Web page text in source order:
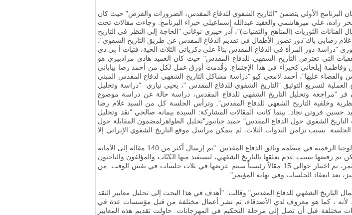
برامج في وقت واحد. كان البرنامج الأولي يتضمن "التاريخ الشفوي للدفاع المقدس، الضرورات والفرص" حيث كان
علي ميرهاشمي والعقيد عبدالله إسماعيلي خبراء البرنامج. وجاءت مقالات تحت
الثوريات (المناهج والتقنيات)"، آذر خيبري نوغاني "الحاجة إلى النظر في التاريخ
رضابي باك"دور تصور الأطفال في تقديم الدفاع المقدس عن طريق التاريخ الشفوي"،
"دراسة دور المرأة في الدفاع المقدس بناءً على ذكرياتي الثلاث الحية، فتيات أ بي دي
التي تعترض التاريخ الشفهي للدفاع المقدس"حيث كان العميد هادي مرادبيري هو
إيلخاني كخبراء في هذا الإجتماع. وقُدمت أورق عمل لكل من أحمد رضا بياباني
والقضاء عليها"، أحمد لامعي كيو "دراسة مشاكل التاريخ الشفهي لدفاع المقدس المبني
لتسريع التوثيق "التاريخ الشفوي للدفاع المقدس "، يحيى نيازي "دراسة وتحليل
"مراجعة وتحليل التاريخ الشفهي للدفاع المقدس، دراسة حالة عن دراسة موضوع
وخلفية التاريخ الشفهي للدفاع المقدس". وترأس الجلسة كل من السيد غلام رضا
فروتن نجاد. بينما كانت المقالات المشاركة: السيدة بيمانه صالحي "نقد وتحليل
الشفوي حول الدفاع المقدس" حميد جيانبور"تحليل الظواهرلمضمون المقابلة حول
بسبب تزامن الندوات الثلاث، لم يتمكن مراسل موقع التاريخ الشفوي الإيراني إلا
في بداية الجلسة الثالثة، قال حسين فورتن نجاد، مدير البحث والتدريب والتكنولوجيا الرقمية في منظمة وثائق الدفاع المقدس: "تم إرسال أكثر من 140 مقالة إلى الأمانة
جيد جد لكن تم رفضها بسبب عدم تعلقها بالتاريخ الشفهي، ليستفيد منها الكتّاب والمؤلفون والباحثون
من
بعد انعقاد الجلسات وفي نهاية المؤتمر".
التاريخ الشفهي للدفاع المقدس" وقالت: "أهدف في هذا البحث إلى تحليل معايير النقد
لأنه ، كما هو معروف لدي الأصدقاء، تم نشر أعمال مختلفة من قبل مؤسسات عدة في
مختلفة قبل أن تصل إلى مرحلة التحكيم في المهرجانات
حاولت تقديم هذه المعايير